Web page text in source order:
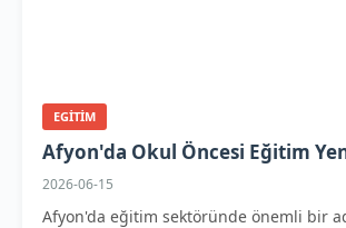
EGITIM
Afyon'da Okul Öncesi Eğitim
2026-06-15
Afyon'da eğitim sektöründe önemli bir